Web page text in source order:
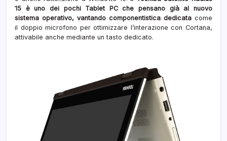
15 è uno dei pochi Tablet PC che pensano già al nuovo
sistema operativo, vantando componentistica dedicata come
il doppio microfono per ottimizzare l’interazione con Cortana,
attivabile anche mediante un tasto dedicato.